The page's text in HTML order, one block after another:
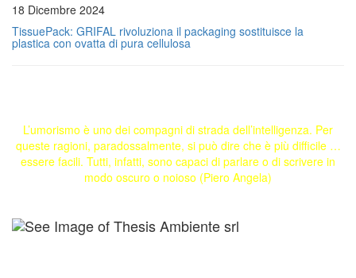
18 Dicembre 2024
TissuePack: GRIFAL rivoluziona il packaging sostituisce la
plastica con ovatta di pura cellulosa
L’umorismo è uno dei compagni di strada dell’intelligenza. Per
queste ragioni, paradossalmente, si può dire che è più difficile …
essere facili. Tutti, infatti, sono capaci di parlare o di scrivere in
modo oscuro o noioso (Piero Angela)